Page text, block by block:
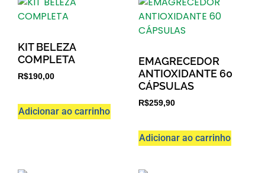
KIT BELEZA
COMPLETA
R$190,00
Adicionar ao carrinho
EMAGRECEDOR
ANTIOXIDANTE 60
CÁPSULAS
R$259,90
Adicionar ao carrinho